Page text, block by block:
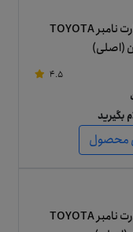
لنت ترمز جلو تویوتا پارت نامبر TOYOTA
4.5
بگیرید
محصول
لنت ترمز جلو تویوتا پارت نامبر TOYOTA